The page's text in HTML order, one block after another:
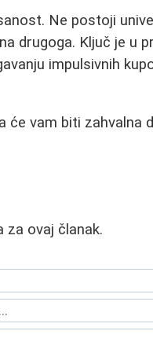
Ne postoji
drugoga. Ključ je u
impulsivnih
će vam biti zahvalna
za ovaj članak.